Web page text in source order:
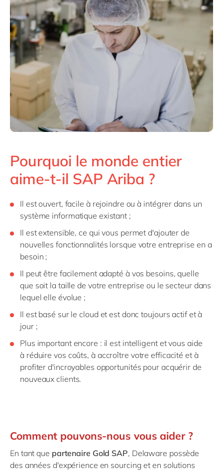
Pourquoi le monde entier
aime-t-il SAP Ariba ?
Il est ouvert, facile à rejoindre ou à intégrer dans un
système informatique existant ;
Il est extensible, ce qui vous permet d'ajouter de
nouvelles fonctionnalités lorsque votre entreprise en a
besoin ;
Il peut être facilement adapté à vos besoins, quelle
que soit la taille de votre entreprise ou le secteur dans
lequel elle évolue ;
Il est basé sur le cloud et est donc toujours actif et à
jour ;
Plus important encore : il est intelligent et vous aide
à réduire vos coûts, à accroître votre efficacité et à
profiter d'incroyables opportunités pour acquérir de
nouveaux clients.
Comment pouvons-nous vous aider ?
En tant que partenaire Gold SAP, Delaware possède
des années d'expérience en sourcing et en solutions